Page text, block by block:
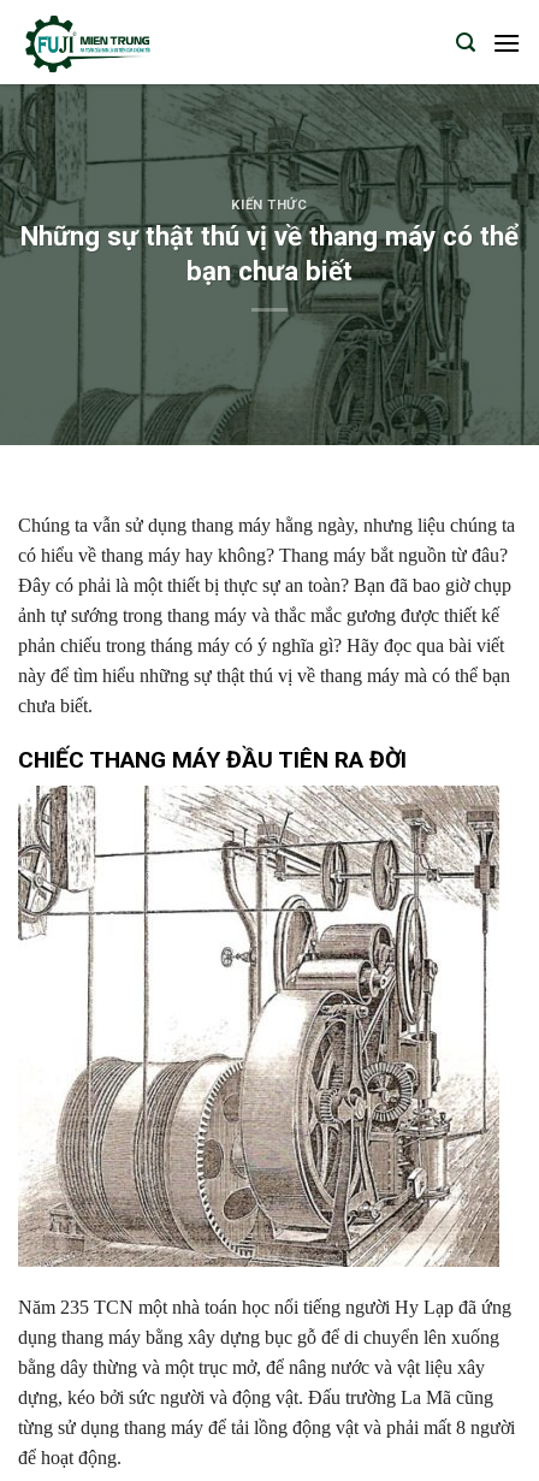
content
KIẾN THỨC
Những sự thật thú vị về thang máy có thể
bạn chưa biết
Chúng ta vẫn sử dụng thang máy hằng ngày, nhưng liệu chúng ta
có hiểu về thang máy hay không? Thang máy bắt nguồn từ đâu?
Đây có phải là một thiết bị thực sự an toàn? Bạn đã bao giờ chụp
ảnh tự sướng trong thang máy và thắc mắc gương được thiết kế
phản chiếu trong tháng máy có ý nghĩa gì? Hãy đọc qua bài viết
này để tìm hiểu những sự thật thú vị về thang máy mà có thể bạn
chưa biết.
CHIẾC THANG MÁY ĐẦU TIÊN RA ĐỜI
Năm 235 TCN một nhà toán học nổi tiếng người Hy Lạp đã ứng
dụng thang máy bằng xây dựng bục gỗ để di chuyển lên xuống
bằng dây thừng và một trục mở, để nâng nước và vật liệu xây
dựng, kéo bởi sức người và động vật. Đấu trường La Mã cũng
từng sử dụng thang máy để tải lồng động vật và phải mất 8 người
để hoạt động.